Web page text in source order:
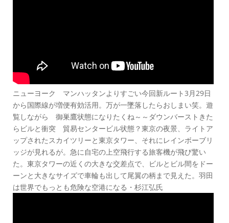
ニューヨーク マンハッタンよりすごい今回新ルート3月29日
から国際線が増便有効活用。万が一墜落したらおしまい笑。遊
覧しながら 御巣鷹状態になりたくね～～ダウンバーストきた
らビルと衝突 貿易センタービル状態？東京の夜景、ライトア
ップされたスカイツリーと東京タワー、それにレインボーブリ
ッジが見れるが。急に自宅の上空飛行する旅客機が飛び驚い
た。東京タワーの近くの大きな交差点で、ビルとビル間をドー
ーンと大きなサイズで車輪も出して尾翼の柄まで見えた。羽田
は世界でもっとも危険な空港になる・杉江弘氏